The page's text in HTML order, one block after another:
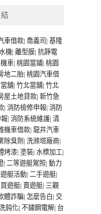
車借款| 喬義司 | 基隆
機| 離型膜| 抗靜電
車| 桃園當鋪| 桃園
地二胎| 桃園汽車借
舖| 竹北當舖| 竹北
屋土地貸款| 新竹急
| 消防檢修申報| 消防
| 消防系統維護| 清
機車借款| 龍井汽車
除臭劑 | 洗滌塔廠商|
烤漆| 塗裝| 水標加工|
| 二等遊艇駕照| 動力
艇活動| 二手遊艇|
買遊艇| 賣遊艇| 三觀
體詐騙| 怎麼告白| 交
鈍化| 不鏽鋼電解| 台